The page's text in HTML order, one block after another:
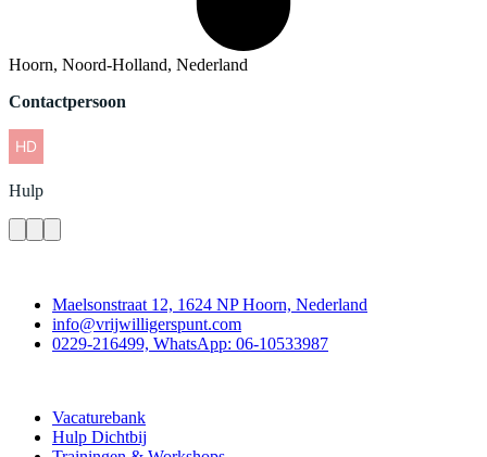
Hoorn, Noord-Holland, Nederland
Contactpersoon
Hulp
Maelsonstraat 12, 1624 NP Hoorn, Nederland
info@vrijwilligerspunt.com
0229-216499, WhatsApp: 06-10533987
Vacaturebank
Hulp Dichtbij